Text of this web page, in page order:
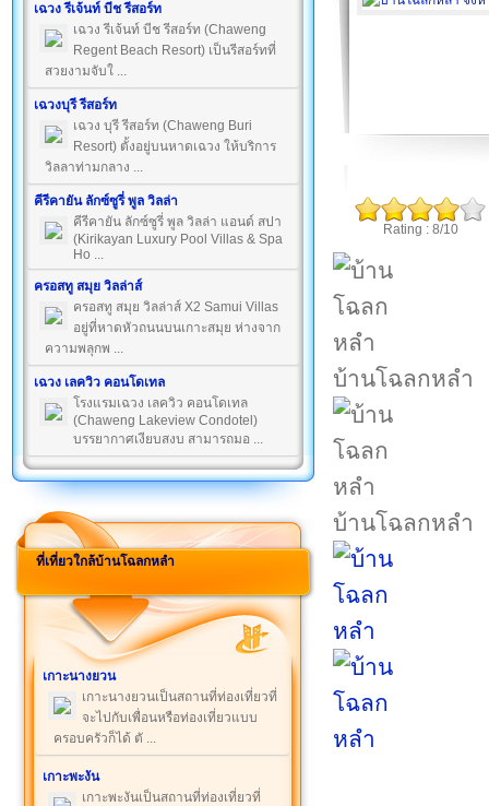
เฉวง รีเจ้นท์ บีช รีสอร์ท
เฉวง รีเจ้นท์ บีช รีสอร์ท (Chaweng
Regent Beach Resort) เป็นรีสอร์ทที่
สวยงามจับใ ...
เฉวงบุรี รีสอร์ท
เฉวง บุรี รีสอร์ท (Chaweng Buri
Resort) ตั้งอยู่บนหาดเฉวง ให้บริการ
วิลลาท่ามกลาง ...
คีรีคายัน ลักซ์ซูรี่ พูล วิลล่า
คีรีคายัน ลักซ์ซูรี่ พูล วิลล่า แอนด์ สปา
(Kirikayan Luxury Pool Villas & Spa
Ho ...
ครอสทู สมุย วิลล่าส์
ครอสทู สมุย วิลล่าส์ X2 Samui Villas
อยู่ที่หาดหัวถนนบนเกาะสมุย ห่างจาก
ความพลุกพ ...
เฉวง เลควิว คอนโดเทล
โรงแรมเฉวง เลควิว คอนโดเทล
(Chaweng Lakeview Condotel)
บรรยากาศเงียบสงบ สามารถมอ ...
ที่เที่ยวใกล้บ้านโฉลกหลำ
เกาะนางยวน
เกาะนางยวนเป็นสถานที่ท่องเที่ยวที่
จะไปกับเพื่อนหรือท่องเที่ยวแบบ
ครอบครัวก็ได้ ตั ...
เกาะพะงัน
เกาะพะงันเป็นสถานที่ท่องเที่ยวที่
Rating : 8/10
บ้านโฉลกหลำ
บ้านโฉลกหลำ